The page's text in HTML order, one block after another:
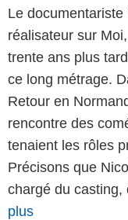
Le
réalisateur sur
trente ans plus
ce long métrage.
Retour en
rencontre des
tenaient les rôles
Précisons que
chargé du casting,
plus